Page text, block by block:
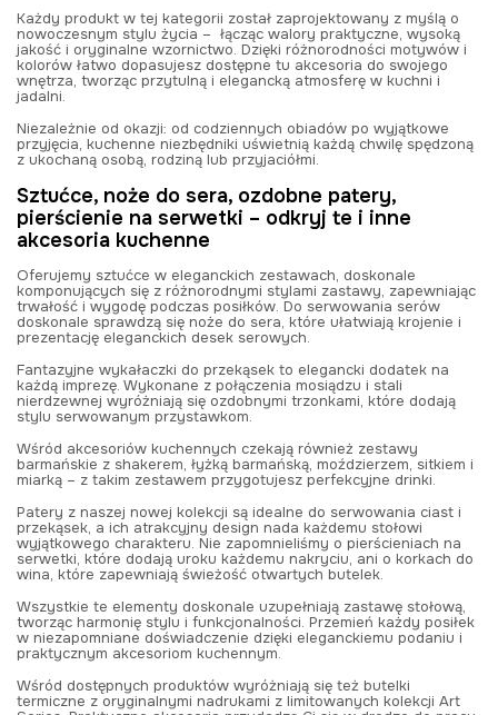
Każdy produkt w tej kategorii został zaprojektowany z myślą o
nowoczesnym stylu życia – łącząc walory praktyczne, wysoką
jakość i oryginalne wzornictwo. Dzięki różnorodności motywów i
kolorów łatwo dopasujesz dostępne tu akcesoria do swojego
wnętrza, tworząc przytulną i elegancką atmosferę w kuchni i
jadalni.
Niezależnie od okazji: od codziennych obiadów po wyjątkowe
przyjęcia, kuchenne niezbędniki uświetnią każdą chwilę spędzoną
z ukochaną osobą, rodziną lub przyjaciółmi.
Sztućce, noże do sera, ozdobne patery,
pierścienie na serwetki – odkryj te i inne
akcesoria kuchenne
Oferujemy sztućce w eleganckich zestawach, doskonale
komponujących się z różnorodnymi stylami zastawy, zapewniając
trwałość i wygodę podczas posiłków. Do serwowania serów
doskonale sprawdzą się noże do sera, które ułatwiają krojenie i
prezentację eleganckich desek serowych.
Fantazyjne wykałaczki do przekąsek to elegancki dodatek na
każdą imprezę. Wykonane z połączenia mosiądzu i stali
nierdzewnej wyróżniają się ozdobnymi trzonkami, które dodają
stylu serwowanym przystawkom.
Wśród akcesoriów kuchennych czekają również zestawy
barmańskie z shakerem, łyżką barmańską, moździerzem, sitkiem i
miarką – z takim zestawem przygotujesz perfekcyjne drinki.
Patery z naszej nowej kolekcji są idealne do serwowania ciast i
przekąsek, a ich atrakcyjny design nada każdemu stołowi
wyjątkowego charakteru. Nie zapomnieliśmy o pierścieniach na
serwetki, które dodają uroku każdemu nakryciu, ani o korkach do
wina, które zapewniają świeżość otwartych butelek.
Wszystkie te elementy doskonale uzupełniają zastawę stołową,
tworząc harmonię stylu i funkcjonalności. Przemień każdy posiłek
w niezapomniane doświadczenie dzięki eleganckiemu podaniu i
praktycznym akcesoriom kuchennym.
Wśród dostępnych produktów wyróżniają się też butelki
termiczne z oryginalnymi nadrukami z limitowanych kolekcji Art